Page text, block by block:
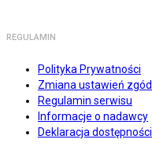
REGULAMIN
Polityka Prywatności
Zmiana ustawień zgód
Regulamin serwisu
Informacje o nadawcy
Deklaracja dostępności